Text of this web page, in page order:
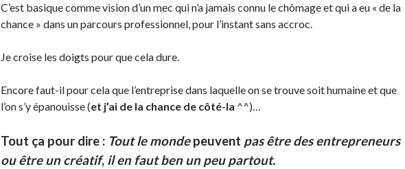
C’est basique comme vision d’un mec qui n’a jamais connu le chômage et qui a eu « de la
chance » dans un parcours professionnel, pour l’instant sans accroc.
Je croise les doigts pour que cela dure.
Encore faut-il pour cela que l’entreprise dans laquelle on se trouve soit humaine et que
l’on s’y épanouisse (et j’ai de la chance de côté-la ^^)…
Tout ça pour dire : Tout le mondepeuvent pas être des entrepreneurs
ou être un créatif, il en faut ben un peu partout.